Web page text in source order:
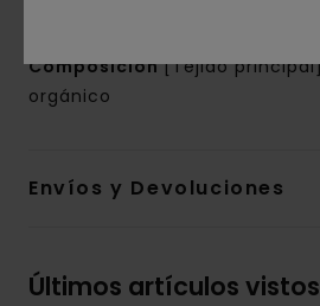
Composición[Tejido
orgánico
Envíos y Devoluciones
Últimos artículos vistos